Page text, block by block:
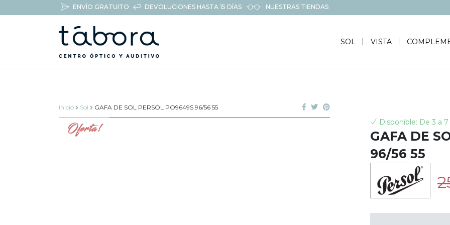
ENVÍO GRATUITO DEVOLUCIONES HASTA 15 DÍAS NUESTRAS TIENDAS
SOL VISTA
Inicio Sol GAFA DE SOL PERSOL PO9649S 96/56 55
Oferta! Disponible: De 3 a
GAFA DE
96/56 55